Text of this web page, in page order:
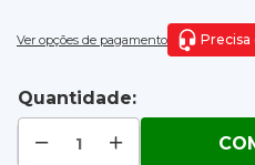
Ver opções de pagamento Precisa
Quantidade: